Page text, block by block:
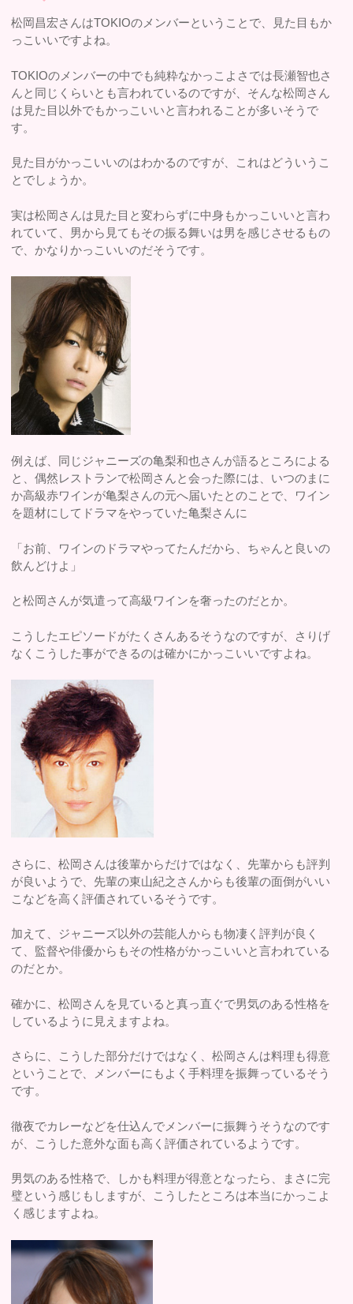
松岡昌宏さんはTOKIOのメンバーということで、見た目もか
っこいいですよね。
TOKIOのメンバーの中でも純粋なかっこよさでは長瀬智也さ
んと同じくらいとも言われているのですが、そんな松岡さん
は見た目以外でもかっこいいと言われることが多いそうで
す。
見た目がかっこいいのはわかるのですが、これはどういうこ
とでしょうか。
実は松岡さんは見た目と変わらずに中身もかっこいいと言わ
れていて、男から見てもその振る舞いは男を感じさせるもの
で、かなりかっこいいのだそうです。
例えば、同じジャニーズの亀梨和也さんが語るところによる
と、偶然レストランで松岡さんと会った際には、いつのまに
か高級赤ワインが亀梨さんの元へ届いたとのことで、ワイン
を題材にしてドラマをやっていた亀梨さんに
「お前、ワインのドラマやってたんだから、ちゃんと良いの
飲んどけよ」
と松岡さんが気遣って高級ワインを奢ったのだとか。
こうしたエピソードがたくさんあるそうなのですが、さりげ
なくこうした事ができるのは確かにかっこいいですよね。
さらに、松岡さんは後輩からだけではなく、先輩からも評判
が良いようで、先輩の東山紀之さんからも後輩の面倒がいい
こなどを高く評価されているそうです。
加えて、ジャニーズ以外の芸能人からも物凄く評判が良く
て、監督や俳優からもその性格がかっこいいと言われている
のだとか。
確かに、松岡さんを見ていると真っ直ぐで男気のある性格を
しているように見えますよね。
さらに、こうした部分だけではなく、松岡さんは料理も得意
ということで、メンバーにもよく手料理を振舞っているそう
です。
徹夜でカレーなどを仕込んでメンバーに振舞うそうなのです
が、こうした意外な面も高く評価されているようです。
男気のある性格で、しかも料理が得意となったら、まさに完
璧という感じもしますが、こうしたところは本当にかっこよ
く感じますよね。